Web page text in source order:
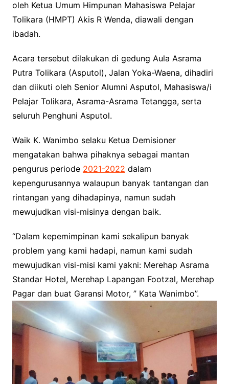
oleh Ketua Umum Himpunan Mahasiswa Pelajar
Tolikara (HMPT) Akis R Wenda, diawali dengan
ibadah.
Acara tersebut dilakukan di gedung Aula Asrama
Putra Tolikara (Asputol), Jalan Yoka-Waena, dihadiri
dan diikuti oleh Senior Alumni Asputol, Mahasiswa/i
Pelajar Tolikara, Asrama-Asrama Tetangga, serta
seluruh Penghuni Asputol.
Waik K. Wanimbo selaku Ketua Demisioner
mengatakan bahwa pihaknya sebagai mantan
pengurus periode 2021-2022 dalam
kepengurusannya walaupun banyak tantangan dan
rintangan yang dihadapinya, namun sudah
mewujudkan visi-misinya dengan baik.
“Dalam kepemimpinan kami sekalipun banyak
problem yang kami hadapi, namun kami sudah
mewujudkan visi-misi kami yakni: Merehap Asrama
Standar Hotel, Merehap Lapangan Footzal, Merehap
Pagar dan buat Garansi Motor, ” Kata Wanimbo”.